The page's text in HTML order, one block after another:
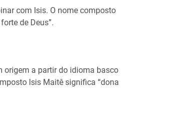
com Isis. O nome composto
de Deus”.
origem a partir do idioma basco
Isis Maitê significa “dona